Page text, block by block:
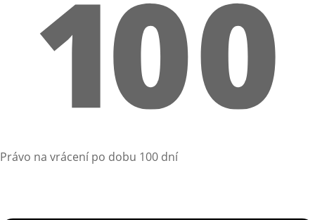
Právo na vrácení po dobu 100 dní